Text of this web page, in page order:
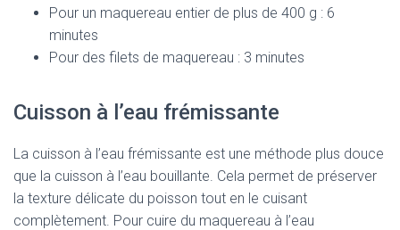
Pour un maquereau entier de plus de 400 g : 6
minutes
Pour des filets de maquereau : 3 minutes
Cuisson à l’eau frémissante
La cuisson à l’eau frémissante est une méthode plus douce
que la cuisson à l’eau bouillante. Cela permet de préserver
la texture délicate du poisson tout en le cuisant
complètement. Pour cuire du maquereau à l’eau